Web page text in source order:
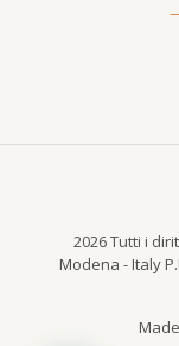
2026 Tutti i
Modena - Italy